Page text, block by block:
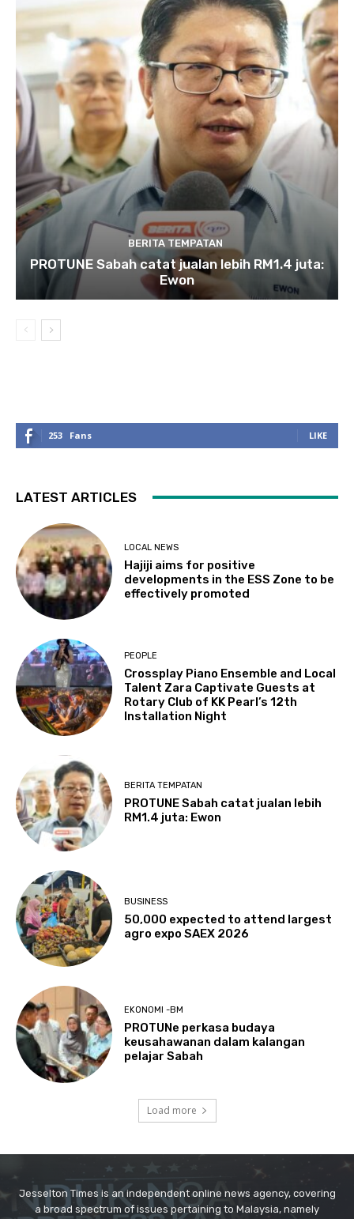
Jesselton Times is an independent online news agency, covering
a broad spectrum of issues pertaining to Malaysia, namely